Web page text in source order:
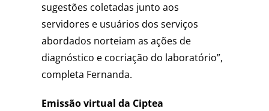
sugestões coletadas junto aos
servidores e usuários dos serviços
abordados norteiam as ações de
diagnóstico e cocriação do laboratório”,
completa Fernanda.
Emissão virtual da Ciptea